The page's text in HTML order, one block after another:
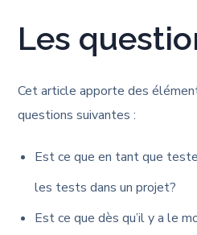
Les
Cet article apporte des
questions suivantes :
Est ce que en tant que
les tests dans un projet?
Est ce que dès qu’il y a le